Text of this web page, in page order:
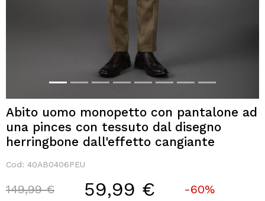
Abito uomo monopetto con pantalone ad
una pinces con tessuto dal disegno
herringbone dall'effetto cangiante
Cod: 40AB0406PEU
Price reduced from
149,99 €to 59,99 € -60%